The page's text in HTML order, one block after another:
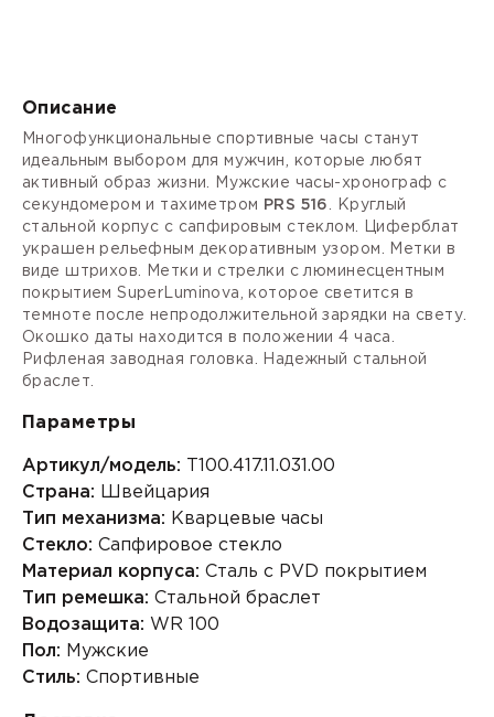
Описание
Многофункциональные спортивные часы станут
идеальным выбором для мужчин, которые любят
активный образ жизни. Мужские часы-хронограф с
секундомером и тахиметром
PRS 516
. Круглый
стальной корпус с сапфировым стеклом. Циферблат
украшен рельефным декоративным узором. Метки в
виде штрихов. Метки и стрелки с люминесцентным
покрытием SuperLuminova, которое светится в
темноте после непродолжительной зарядки на свету.
Окошко даты находится в положении 4 часа.
Рифленая заводная головка.
Надежный стальной
браслет.
Параметры
Артикул/модель: T100.417.11.031.00
Страна: Швейцария
Тип механизма: Кварцевые часы
Стекло: Сапфировое стекло
Материал корпуса: Сталь с PVD покрытием
Тип ремешка: Стальной браслет
Водозащита: WR 100
Пол: Мужские
Стиль: Спортивные